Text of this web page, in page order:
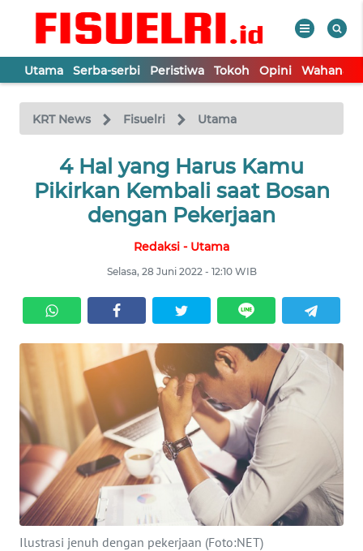
Utama Serba-serbi Peristiwa Tokoh Opini Wahana
KRT News Fisuelri Utama
4 Hal yang Harus Kamu
Pikirkan Kembali saat Bosan
dengan Pekerjaan
Redaksi - Utama
Selasa, 28 Juni 2022 - 12:10 WIB
Ilustrasi jenuh dengan pekerjaan (Foto:NET)
TV
Tutup
UTAMA
TOKOH
WAHANA
INFRASTRUKTUR
WAHANA
TANI
WAHANA